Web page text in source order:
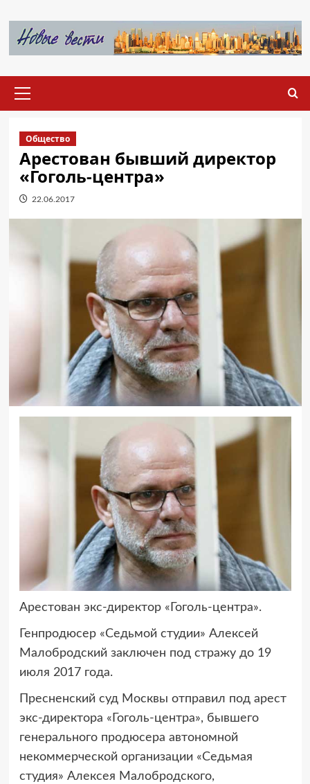
содержимому
меню
Общество
Арестован бывший директор
«Гоголь-центра»
22.06.2017
Арестован экс-директор «Гоголь-центра».
Генпродюсер «Седьмой студии» Алексей
Малобродский заключен под стражу до 19
июля 2017 года.
Пресненский суд Москвы отправил под арест
экс-директора «Гоголь-центра», бывшего
генерального продюсера автономной
некоммерческой организации «Седьмая
студия» Алексея Малобродского,